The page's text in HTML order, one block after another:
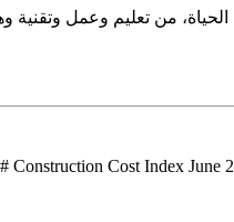
من تعليم وعمل وتقنية